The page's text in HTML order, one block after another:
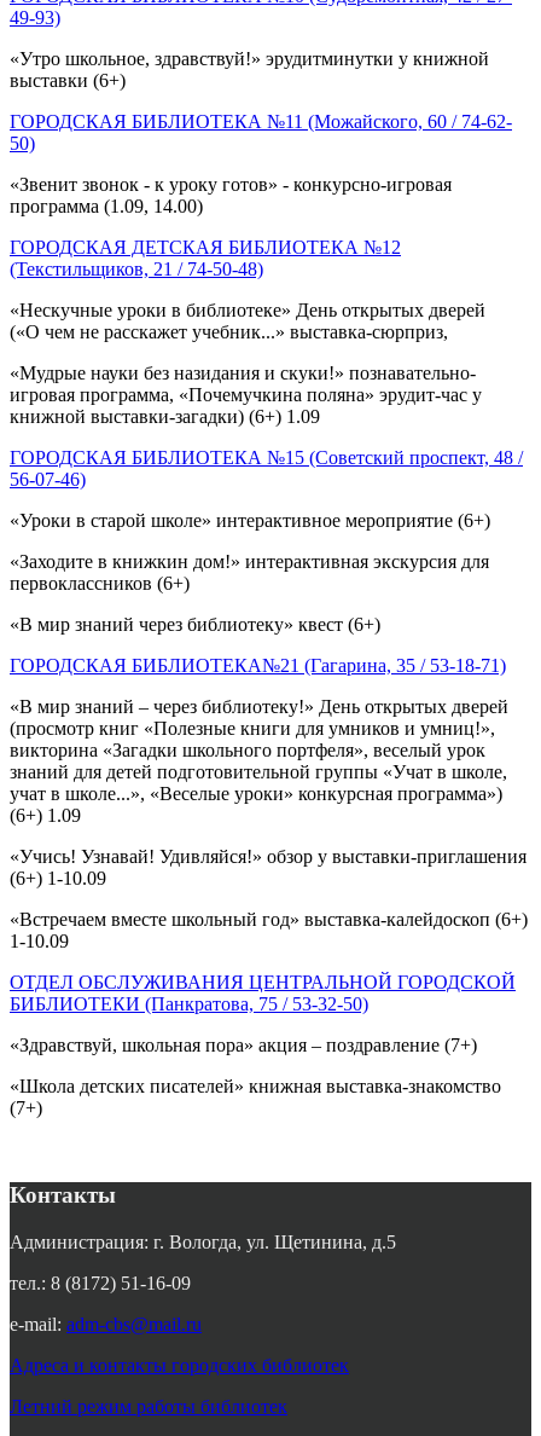
49-93)
«Утро школьное, здравствуй!» эрудитминутки у книжной
выставки (6+)
ГОРОДСКАЯ БИБЛИОТЕКА №11 (Можайского, 60 / 74-62-
50)
«Звенит звонок - к уроку готов» - конкурсно-игровая
программа (1.09, 14.00)
ГОРОДСКАЯ ДЕТСКАЯ БИБЛИОТЕКА №12
(Текстильщиков, 21 / 74-50-48)
«Нескучные уроки в библиотеке» День открытых дверей
(«О чем не расскажет учебник...» выставка-сюрприз,
«Мудрые науки без назидания и скуки!» познавательно-
игровая программа, «Почемучкина поляна» эрудит-час у
книжной выставки-загадки) (6+) 1.09
ГОРОДСКАЯ БИБЛИОТЕКА №15 (Советский проспект, 48 /
56-07-46)
«Уроки в старой школе» интерактивное мероприятие (6+)
«Заходите в книжкин дом!» интерактивная экскурсия для
первоклассников (6+)
«В мир знаний через библиотеку» квест (6+)
ГОРОДСКАЯ БИБЛИОТЕКА№21 (Гагарина, 35 / 53-18-71)
«В мир знаний – через библиотеку!» День открытых дверей
(просмотр книг «Полезные книги для умников и умниц!»,
викторина «Загадки школьного портфеля», веселый урок
знаний для детей подготовительной группы «Учат в школе,
учат в школе...», «Веселые уроки» конкурсная программа»)
(6+) 1.09
«Учись! Узнавай! Удивляйся!» обзор у выставки-приглашения
(6+) 1-10.09
«Встречаем вместе школьный год» выставка-калейдоскоп (6+)
1-10.09
ОТДЕЛ ОБСЛУЖИВАНИЯ ЦЕНТРАЛЬНОЙ ГОРОДСКОЙ
БИБЛИОТЕКИ (Панкратова, 75 / 53-32-50)
«Здравствуй, школьная пора» акция – поздравление (7+)
«Школа детских писателей» книжная выставка-знакомство
(7+)
Контакты
Администрация: г. Вологда, ул. Щетинина, д.5
тел.: 8 (8172) 51-16-09
e-mail: adm-cbs@mail.ru
Адреса и контакты городских библиотек
Летний режим работы библиотек